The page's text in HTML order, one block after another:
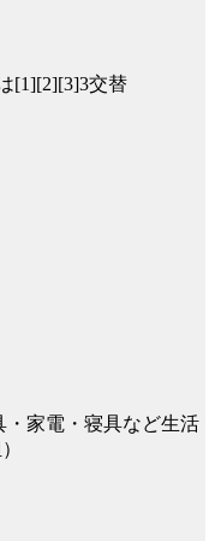
[1][2][3]3交替
・家電・寝具など生活